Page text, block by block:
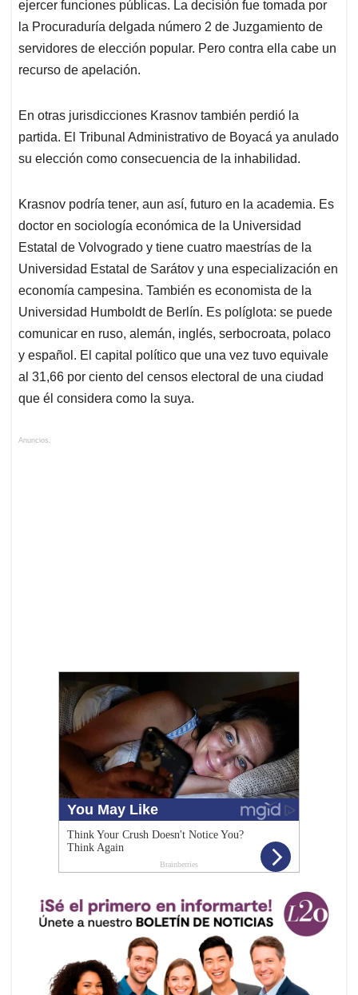
ejercer funciones públicas. La decisión fue tomada por
la Procuraduría delgada número 2 de Juzgamiento de
servidores de elección popular. Pero contra ella cabe un
recurso de apelación.
En otras jurisdicciones Krasnov también perdió la
partida. El Tribunal Administrativo de Boyacá ya anulado
su elección como consecuencia de la inhabilidad.
Krasnov podría tener, aun así, futuro en la academia. Es
doctor en sociología económica de la Universidad
Estatal de Volvogrado y tiene cuatro maestrías de la
Universidad Estatal de Sarátov y una especialización en
economía campesina. También es economista de la
Universidad Humboldt de Berlín. Es políglota: se puede
comunicar en ruso, alemán, inglés, serbocroata, polaco
y español. El capital político que una vez tuvo equivale
al 31,66 por ciento del censos electoral de una ciudad
que él considera como la suya.
Anuncios.